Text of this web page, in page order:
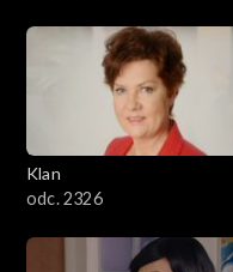
Klan
odc. 2326